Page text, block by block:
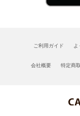
ご利用ガイド よ
会社概要 特定商